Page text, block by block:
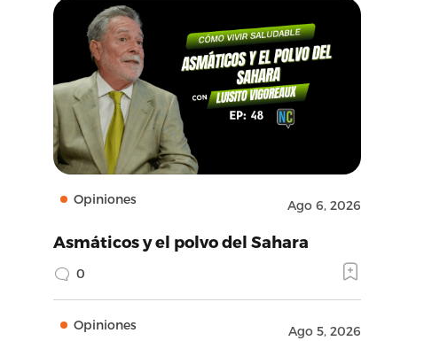
Opiniones Ago 6, 2026
Asmáticos y el polvo del Sahara
0
Opiniones Ago 5, 2026